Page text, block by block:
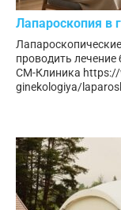
Лапароскопия в
проводить
СМ-Клиника https://
ginekologiya/